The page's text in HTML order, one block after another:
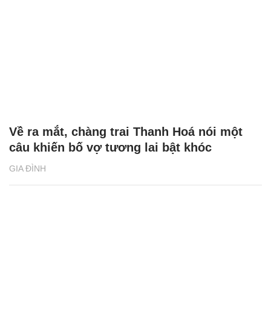
GIA ĐÌNH
Về ra mắt, chàng trai Thanh Hoá nói một
câu khiến bố vợ tương lai bật khóc